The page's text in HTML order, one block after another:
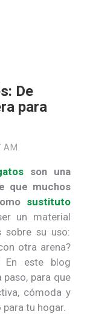
De
para
AM
son una
que muchos
sustituto
un material
sobre su uso:
otra arena?
En este blog
paso, para que
cómoda y
tu hogar.